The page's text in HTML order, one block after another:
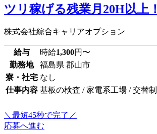
ツリ稼げる残業月20H以上！
株式会社綜合キャリアオプション
給与 時給1,300円〜
勤務地
福島県 郡山市
寮・社宅 なし
仕事内容 基板の検査 / 家電系工場 / 交替制
＼最短45秒で完了／
応募へ進む